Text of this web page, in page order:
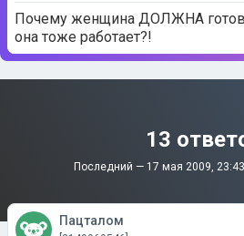
Почему женщина ДОЛЖНА
она тоже работает?!
13
Последний — 17 мая 2009, 23:43
Пацталом